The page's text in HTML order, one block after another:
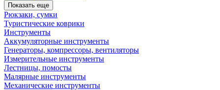
Показать еще
Рюкзаки, сумки
Туристические коврики
Инструменты
Аккумуляторные инструменты
Генераторы, компрессоры, вентиляторы
Измерительные инструменты
Лестницы, помосты
Малярные инструменты
Механические инструменты